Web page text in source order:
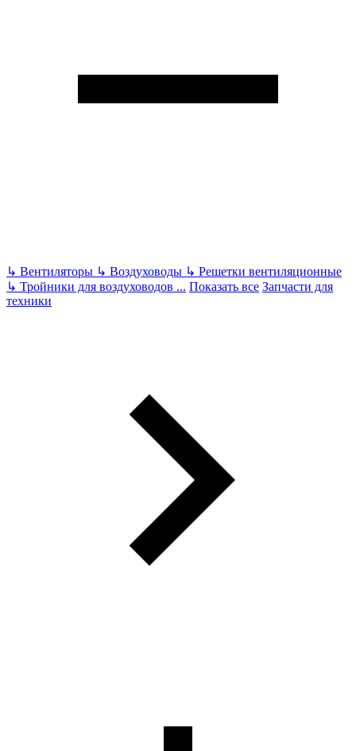
↳ Вентиляторы ↳ Воздуховоды ↳ Решетки вентиляционные
↳ Тройники для воздуховодов ... Показать все Запчасти для
техники